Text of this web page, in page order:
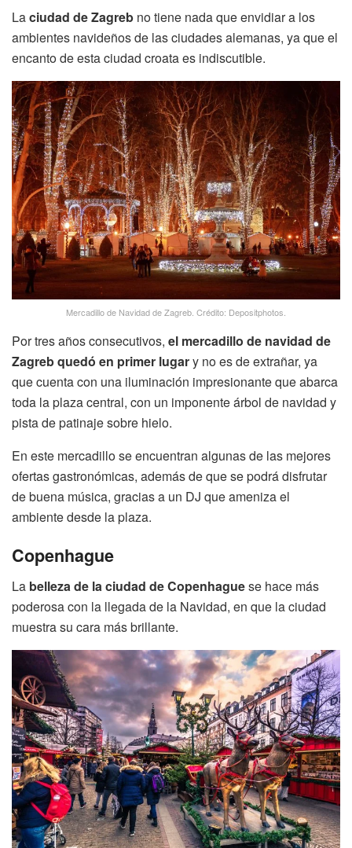
Laciudad de Zagreb no tiene nada que envidiar a los
ambientes navideños de las ciudades alemanas, ya que el
encanto de esta ciudad croata es indiscutible.
Mercadillo de Navidad de Zagreb. Crédito: Depositphotos.
Por tres años consecutivos, el mercadillo de navidad de
Zagreb quedó en primer lugary no es de extrañar, ya
que cuenta con una iluminación impresionante que abarca
toda la plaza central, con un imponente árbol de navidad y
pista de patinaje sobre hielo.
En este mercadillo se encuentran algunas de las mejores
ofertas gastronómicas, además de que se podrá disfrutar
de buena música, gracias a un DJ que ameniza el
ambiente desde la plaza.
Copenhague
La belleza de la ciudad de Copenhaguese hace más
poderosa con la llegada de la Navidad, en que la ciudad
muestra su cara más brillante.